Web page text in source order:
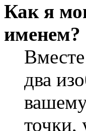
Как я
именем?
два
точки,